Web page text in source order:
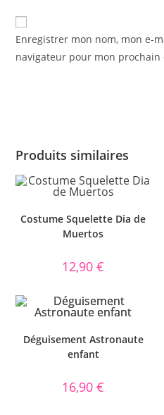
Enregistrer mon nom, mon e-
navigateur pour mon prochain
Produits similaires
Costume Squelette Dia de
Muertos
12,90€
Déguisement Astronaute
enfant
16,90€